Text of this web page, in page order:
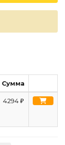
Сумма
4294₽